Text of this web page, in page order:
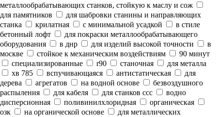
металлообрабатывающих станков, стойкую к маслу и сож
для памятников
для шабровки станины и направляющих
станка
крилатная с минимальной усадкой
в стиле
бетонный лофт
для покраски металлообрабатывающего
оборудования
в днр для изделий высокой точности
в
москве
стойкое к механическим воздействиям
90 минут
специализированные
r90 станочная
для металла
хв 785
вспучивающаяся антистатическая
для
дерева
агрегатов на водной основе
безвоздушного
распыления
для кабеля для станков ссс
водно
дисперсионная
поливинилхлоридная
органическая
озк
на органической основе
для металлических